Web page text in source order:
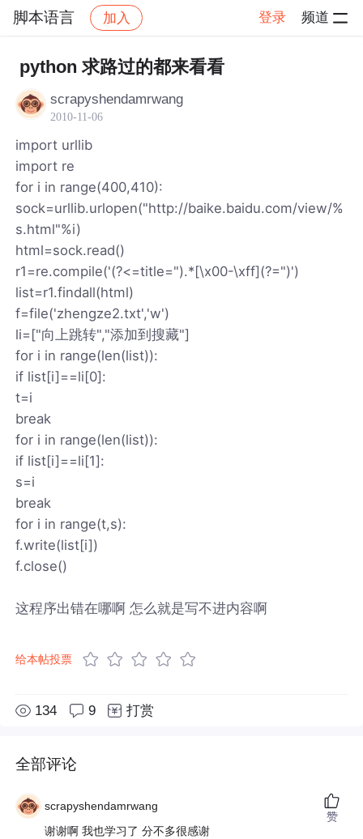
脚本语言 加入 登录 频道
社区 脚本语言 帖子详情
python 求路过的都来看看
scrapyshendamrwang
2010-11-06
import urllib
import re
for i in range(400,410):
sock=urllib.urlopen("http://baike.baidu.com/view/%
s.html"%i)
html=sock.read()
r1=re.compile('(?<=title=").*[\x00-\xff](?=")')
list=r1.findall(html)
f=file('zhengze2.txt','w')
li=["向上跳转","添加到搜藏"]
for i in range(len(list)):
if list[i]==li[0]:
t=i
break
for i in range(len(list)):
if list[i]==li[1]:
s=i
break
for i in range(t,s):
f.write(list[i])
f.close()
这程序出错在哪啊 怎么就是写不进内容啊
给本帖投票
134 9 打赏
全部评论
scrapyshendamrwang
谢谢啊 我也学习了 分不多很感谢
赞